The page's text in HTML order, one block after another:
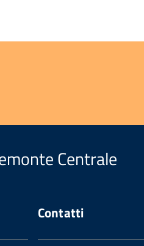
Centrale
Contatti